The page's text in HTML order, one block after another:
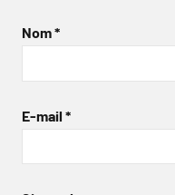
Nom*
E-mail *